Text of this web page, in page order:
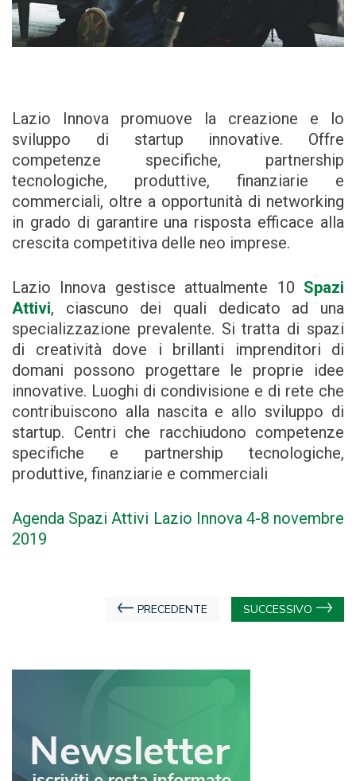
Lazio Innova promuove la creazione e lo
sviluppo di startup innovative. Offre
competenze specifiche, partnership
tecnologiche, produttive, finanziarie e
commerciali, oltre a opportunità di networking
in grado di garantire una risposta efficace alla
crescita competitiva delle neo imprese.
Lazio Innova gestisce attualmente 10 Spazi
Attivi, ciascuno dei quali dedicato ad una
specializzazione prevalente. Si tratta di spazi
di creatività dove i brillanti imprenditori di
domani possono progettare le proprie idee
innovative. Luoghi di condivisione e di rete che
contribuiscono alla nascita e allo sviluppo di
startup. Centri che racchiudono competenze
specifiche e partnership tecnologiche,
produttive, finanziarie e commerciali
Agenda Spazi Attivi Lazio Innova 4-8 novembre
2019
Navigazione
PRECEDENTE SUCCESSIVO